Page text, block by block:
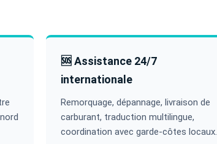
🆘 Assistance 24/7
internationale
Remorquage, dépannage, livraison de
carburant, traduction multilingue,
coordination avec garde-côtes locaux.